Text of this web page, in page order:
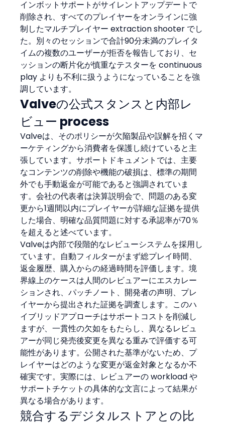
インボットサポートがサイレントアップデートで
削除され、すべてのプレイヤーをオンラインに強
制したマルチプレイヤー extraction shooter でし
た。別々のセッションで合計90分未満のプレイタ
イムの複数のユーザーが拒否を報告しており、セ
ッションの断片化が慎重なテスターを continuous
play よりも不利に扱うようになっていることを強
調しています。
Valveの公式スタンスと内部レ
ビュー process
Valveは、そのポリシーが欠陥製品や誤解を招くマ
ーケティングから消費者を保護し続けていると主
張しています。サポートドキュメントでは、主要
なコンテンツの削除や機能の破損は、標準の期間
外でも手動返金が可能であると強調されていま
す。会社の代表者は決算説明会で、問題のある変
更から1週間以内にプレイヤーが詳細な証拠を提供
した場合、明確な品質問題に対する承認率が70％
を超えると述べています。
Valveは内部で段階的なレビューシステムを採用し
ています。自動フィルターがまず総プレイ時間、
返金履歴、購入からの経過時間を評価します。境
界線上のケースは人間のレビュアーにエスカレー
ションされ、パッチノート、開発者の声明、プレ
イヤーから提出された証拠を調査します。このハ
イブリッドアプローチはサポートコストを削減し
ますが、一貫性の欠如をもたらし、異なるレビュ
アーが同じ発売後変更を異なる重みで評価する可
能性があります。公開された基準がないため、プ
レイヤーはどのような変更が返金対象となるか不
確実です。実際には、レビュアーの workload や
サポートチケットの具体的な文言によって結果が
異なる場合があります。
競合するデジタルストアとの比